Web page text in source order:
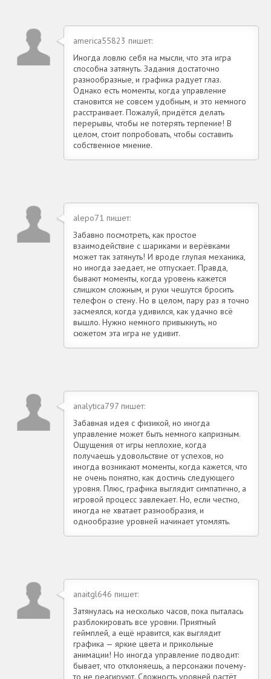
america55823 пишет:
Иногда ловлю себя на мысли, что эта игра
способна затянуть. Задания достаточно
разнообразные, и графика радует глаз.
Однако есть моменты, когда управление
становится не совсем удобным, и это немного
расстраивает. Пожалуй, придётся делать
перерывы, чтобы не потерять терпение! В
целом, стоит попробовать, чтобы составить
собственное мнение.
alepo71 пишет:
Забавно посмотреть, как простое
взаимодействие с шариками и верёвками
может так затянуть! И вроде глупая механика,
но иногда заедает, не отпускает. Правда,
бывают моменты, когда уровень кажется
слишком сложным, и руки чешутся бросить
телефон о стену. Но в целом, пару раз я точно
засмеялся, когда удивился, как удачно всё
вышло. Нужно немного привыкнуть, но
сюжетом эта игра не удивит.
analytica797 пишет:
Забавная идея с физикой, но иногда
управление может быть немного капризным.
Ощущения от игры неплохие, когда
получаешь удовольствие от успехов, но
иногда возникают моменты, когда кажется, что
не очень понятно, как достичь следующего
уровня. Плюс, графика выглядит симпатично, а
игровой процесс завлекает. Но, если честно,
иногда не хватает разнообразия, и
однообразие уровней начинает утомлять.
anaitgl646 пишет:
Затянулась на несколько часов, пока пыталась
разблокировать все уровни. Приятный
геймплей, а ещё нравится, как выглядит
графика — яркие цвета и прикольные
анимации! Но иногда управление подводит:
бывает, что отклоняешь, а персонажи почему-
то не реагируют. Сложность уровней растёт